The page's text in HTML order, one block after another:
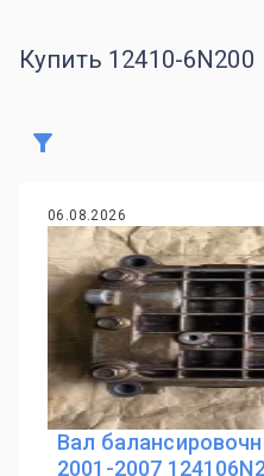
Купить 12410-6N200
06.08.2026
Вал
2001-2007